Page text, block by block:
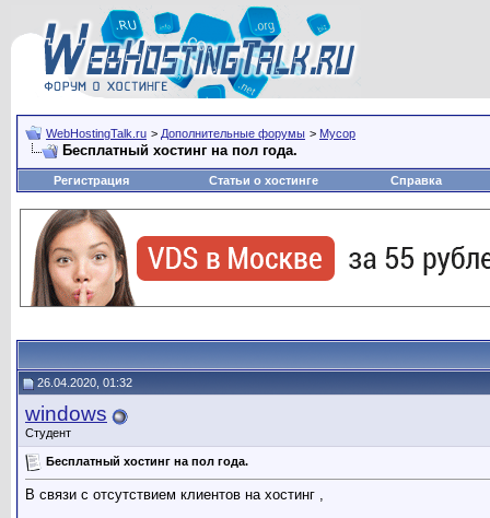
WebHostingTalk.ru > Дополнительные форумы > Мусор
Бесплатный хостинг на пол года.
Регистрация Статьи о хостинге Справка
26.04.2020, 01:32
windows
Студент
Бесплатный хостинг на пол года.
В связи с отсутствием клиентов на хостинг ,